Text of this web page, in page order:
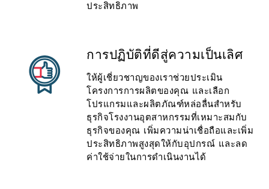
ประสิทธิภาพ
การปฏิบัติที่ดีสู่ความเป็นเลิศ
ให้ผู้เชี่ยวชาญของเราช่วยประเมิน
โครงการการผลิตของคุณ และเลือก
โปรแกรมและผลิตภัณฑ์หล่อลื่นสำหรับ
ธุรกิจโรงงานอุตสาหกรรมที่เหมาะสมกับ
ธุรกิจของคุณ เพิ่มความน่าเชื่อถือและเพิ่ม
ประสิทธิภาพสูงสุดให้กับอุปกรณ์ และลด
ค่าใช้จ่ายในการดำเนินงานได้